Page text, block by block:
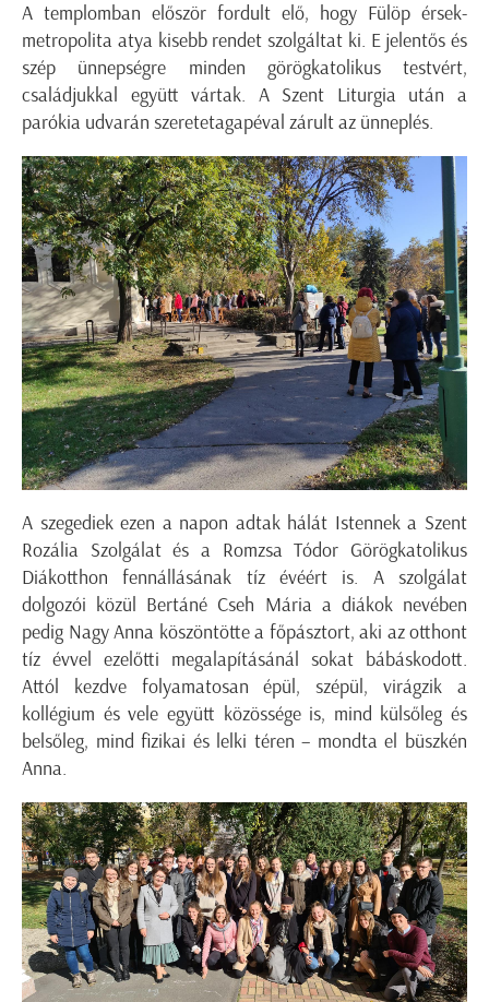
A templomban először fordult elő, hogy Fülöp érsek-
metropolita atya kisebb rendet szolgáltat ki. E jelentős és
szép ünnepségre minden görögkatolikus testvért,
családjukkal együtt vártak. A Szent Liturgia után a
parókia udvarán szeretetagapéval zárult az ünneplés.
A szegediek ezen a napon adtak hálát Istennek a Szent
Rozália Szolgálat és a Romzsa Tódor Görögkatolikus
Diákotthon fennállásának tíz évéért is. A szolgálat
dolgozói közül Bertáné Cseh Mária a diákok nevében
pedig Nagy Anna köszöntötte a főpásztort, aki az otthont
tíz évvel ezelőtti megalapításánál sokat bábáskodott.
Attól kezdve folyamatosan épül, szépül, virágzik a
kollégium és vele együtt közössége is, mind külsőleg és
belsőleg, mind fizikai és lelki téren – mondta el büszkén
Anna.